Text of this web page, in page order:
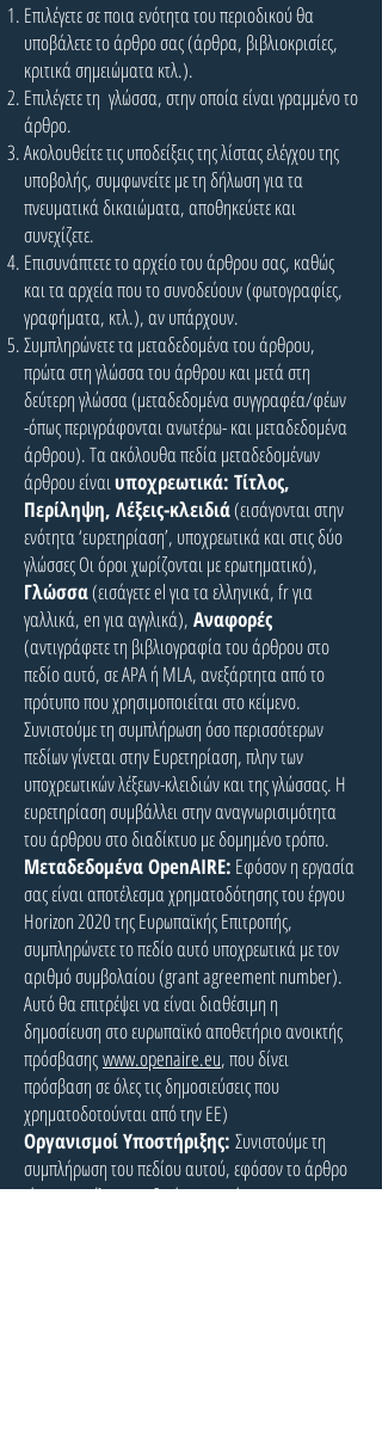
Επιλέγετε σε ποια ενότητα του περιοδικού θα
υποβάλετε το άρθρο σας (άρθρα, βιβλιοκρισίες,
κριτικά σημειώματα κτλ.).
Επιλέγετε τη γλώσσα, στην οποία είναι γραμμένο το
άρθρο.
Ακολουθείτε τις υποδείξεις της λίστας ελέγχου της
υποβολής, συμφωνείτε με τη δήλωση για τα
πνευματικά δικαιώματα, αποθηκεύετε και
συνεχίζετε.
Επισυνάπτετε το αρχείο του άρθρου σας, καθώς
και τα αρχεία που το συνοδεύουν (φωτογραφίες,
γραφήματα, κτλ.), αν υπάρχουν.
Συμπληρώνετε τα μεταδεδομένα του άρθρου,
πρώτα στη γλώσσα του άρθρου και μετά στη
δεύτερη γλώσσα (μεταδεδομένα συγγραφέα/φέων
-όπως περιγράφονται ανωτέρω- και μεταδεδομένα
άρθρου). Τα ακόλουθα πεδία μεταδεδομένων
άρθρου είναιυποχρεωτικά: Τίτλος,
Περίληψη, Λέξεις-κλειδιά(εισάγονται στην
ενότητα ‘ευρετηρίαση’, υποχρεωτικά και στις δύο
γλώσσες Οι όροι χωρίζονται με ερωτηματικό),
Γλώσσα(εισάγετε el για τα ελληνικά, fr για
γαλλικά, en για αγγλικά), Αναφορές
(αντιγράφετε τη βιβλιογραφία του άρθρου στο
πεδίο αυτό, σε APA ή ΜLA, ανεξάρτητα από το
πρότυπο που χρησιμοποιείται στο κείμενο.
Συνιστούμε τη συμπλήρωση όσο περισσότερων
πεδίων γίνεται στην Ευρετηρίαση, πλην των
υποχρεωτικών λέξεων-κλειδιών και της γλώσσας. Η
ευρετηρίαση συμβάλλει στην αναγνωρισιμότητα
του άρθρου στο διαδίκτυο με δομημένο τρόπο.
Mεταδεδομένα OpenAIRE: Εφόσον η εργασία
σας είναι αποτέλεσμα χρηματοδότησης του έργου
Horizon 2020 της Ευρωπαϊκής Επιτροπής,
συμπληρώνετε το πεδίο αυτό υποχρεωτικά με τον
αριθμό συμβολαίου (grant agreement number).
Αυτό θα επιτρέψει να είναι διαθέσιμη η
δημοσίευση στο ευρωπαϊκό αποθετήριο ανοικτής
πρόσβασηςwww.openaire.eu, που δίνει
πρόσβαση σε όλες τις δημοσιεύσεις που
χρηματοδοτούνται από την ΕΕ)
Οργανισμοί Υποστήριξης: Συνιστούμε τη
συμπλήρωση του πεδίου αυτού, εφόσον το άρθρο
είναι αποτέλεσμα ειδικής επιχορήγησης,